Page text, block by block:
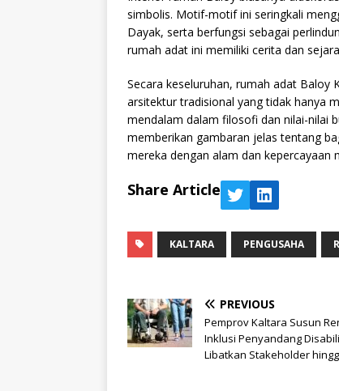
simbolis. Motif-motif ini seringkali
Dayak, serta berfungsi sebagai
rumah adat ini memiliki cerita dan
Secara keseluruhan, rumah adat Baloy
arsitektur tradisional yang tidak hanya
mendalam dalam filosofi dan nilai-nilai
memberikan gambaran jelas tentang
mereka dengan alam dan kepercayaan
Share Article
KALTARA PENGUSAHA
PREVIOUS
Pemprov Kaltara Susun
Inklusi Penyandang
Libatkan Stakeholder